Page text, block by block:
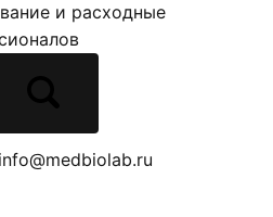
и расходные
info@medbiolab.ru